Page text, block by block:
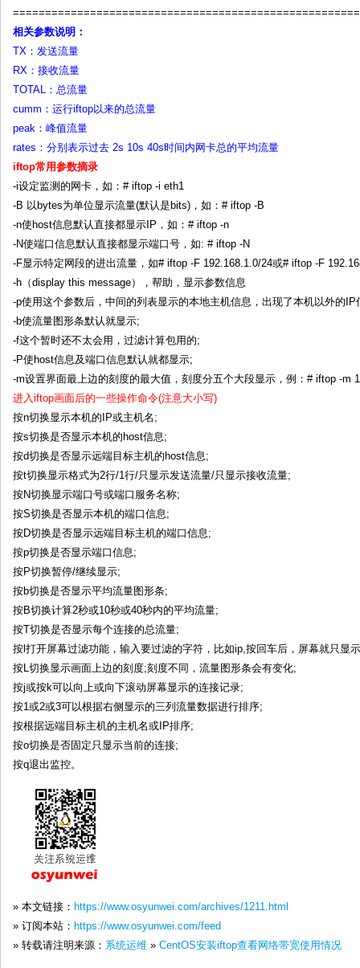
相关参数说明：
TX：发送流量
RX：接收流量
TOTAL：总流量
cumm：运行iftop以来的总流量
peak：峰值流量
rates：分别表示过去 2s 10s 40s时间内网卡总的平均流量
iftop常用参数摘录
-i设定监测的网卡，如：# iftop -i eth1
-B 以bytes为单位显示流量(默认是bits)，如：# iftop -B
-n使host信息默认直接都显示IP，如：# iftop -n
-N使端口信息默认直接都显示端口号，如: # iftop -N
-F显示特定网段的进出流量，如# iftop -F 192.168.1.0/24或# iftop -F
-h（display this message），帮助，显示参数信息
-p使用这个参数后，中间的列表显示的本地主机信息，出现了本机以外的IP
-b使流量图形条默认就显示;
-f这个暂时还不太会用，过滤计算包用的;
-P使host信息及端口信息默认就都显示;
-m设置界面最上边的刻度的最大值，刻度分五个大段显示，例：# iftop -m
进入iftop画面后的一些操作命令(注意大小写)
按n切换显示本机的IP或主机名;
按s切换是否显示本机的host信息;
按d切换是否显示远端目标主机的host信息;
按t切换显示格式为2行/1行/只显示发送流量/只显示接收流量;
按N切换显示端口号或端口服务名称;
按S切换是否显示本机的端口信息;
按D切换是否显示远端目标主机的端口信息;
按p切换是否显示端口信息;
按P切换暂停/继续显示;
按b切换是否显示平均流量图形条;
按B切换计算2秒或10秒或40秒内的平均流量;
按T切换是否显示每个连接的总流量;
按l打开屏幕过滤功能，输入要过滤的字符，比如ip,按回车后，屏幕就只显
按L切换显示画面上边的刻度;刻度不同，流量图形条会有变化;
按j或按k可以向上或向下滚动屏幕显示的连接记录;
按1或2或3可以根据右侧显示的三列流量数据进行排序;
按根据远端目标主机的主机名或IP排序;
按o切换是否固定只显示当前的连接;
按q退出监控。
» 本文链接： https://www.osyunwei.com/archives/1211.html
» 订阅本站： https://www.osyunwei.com/feed
» 转载请注明来源： 系统运维 » CentOS安装iftop查看网络带宽使用情况